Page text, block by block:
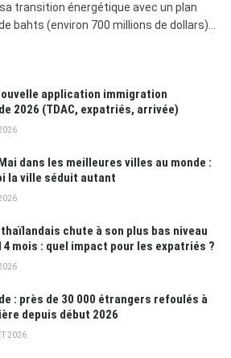
transition énergétique avec un plan
bahts (environ 700 millions de dollars)...
application immigration
2026 (TDAC, expatriés, arrivée)
dans les meilleures villes au monde :
la ville séduit autant
thaïlandais chute à son plus bas niveau
mois : quel impact pour les expatriés ?
: près de 30 000 étrangers refoulés à
depuis début 2026
2026